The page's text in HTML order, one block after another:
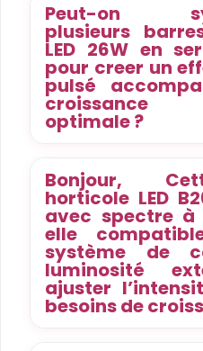
Peut-on
plusieurs
LED 26W en
pour creer un
pulsé
croissance
optimale ?
Bonjour,
horticole LED
avec spectre à
elle
système de
luminosité
ajuster
besoins de